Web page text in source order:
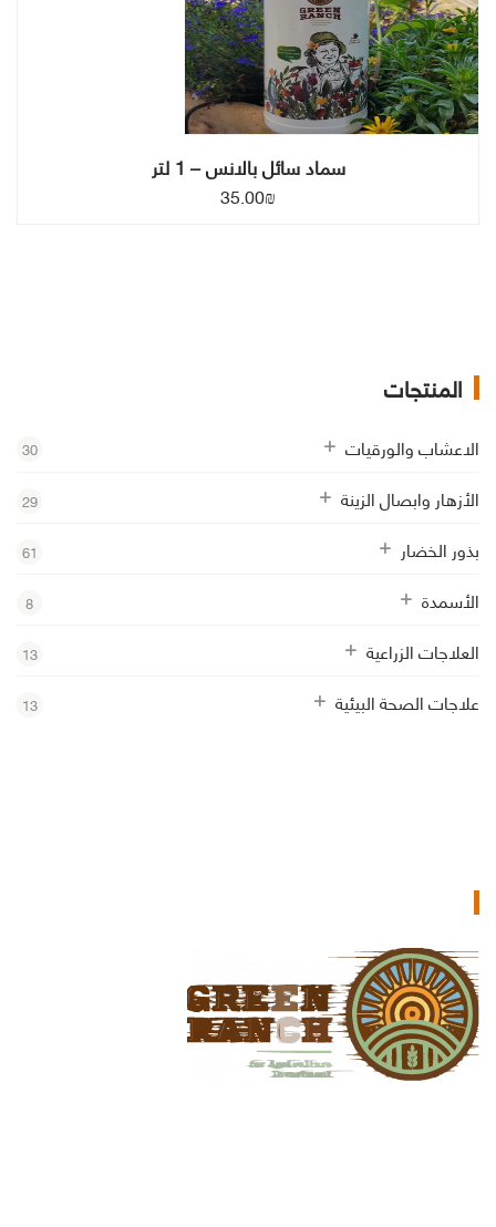
سماد سائل بالانس – 1 لتر
35.00₪
المنتجات
الاعشاب والورقيات 30
الأزهار وابصال الزينة 29
بذور الخضار 61
الأسمدة 8
العلاجات الزراعية 13
علاجات الصحة البيئية 13